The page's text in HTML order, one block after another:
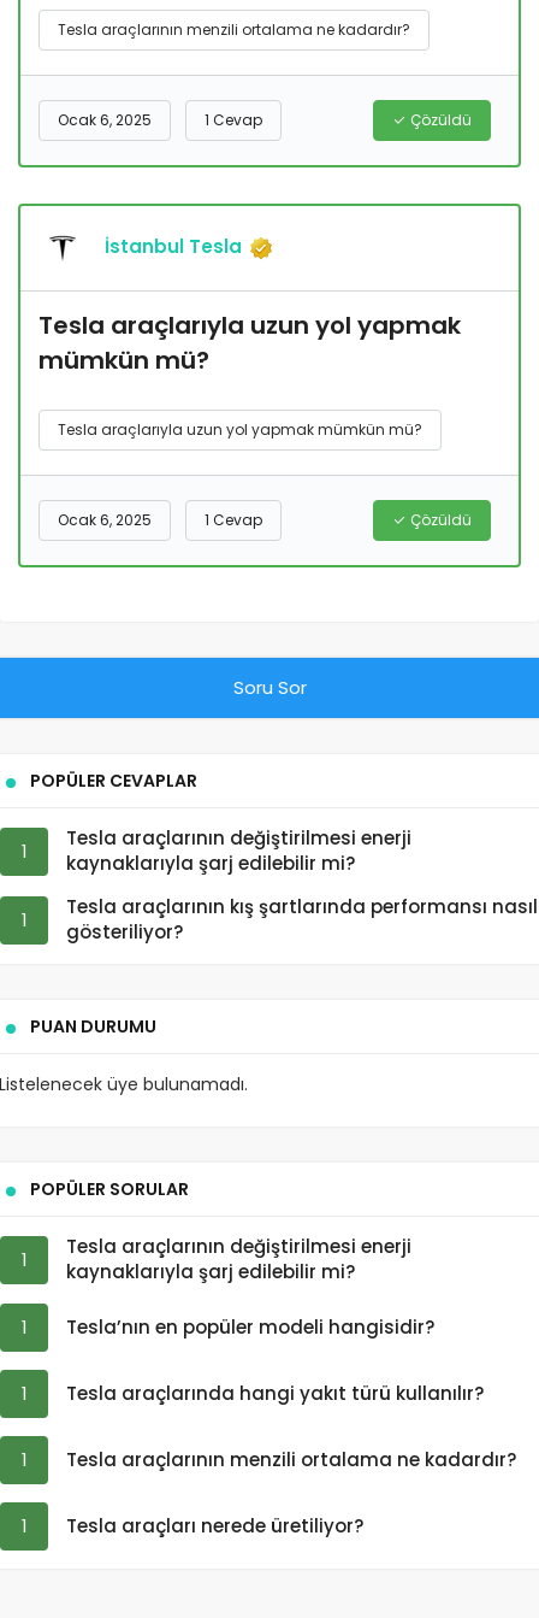
Tesla araçlarının menzili ortalama ne kadardır?
Ocak 6, 2025 1 Cevap Çözüldü
İstanbul Tesla
Tesla araçlarıyla uzun yol yapmak
mümkün mü?
Tesla araçlarıyla uzun yol yapmak mümkün mü?
Ocak 6, 2025 1 Cevap Çözüldü
Soru Sor
POPÜLER CEVAPLAR
1
Tesla araçlarının değiştirilmesi enerji
kaynaklarıyla şarj edilebilir mi?
1
Tesla araçlarının kış şartlarında performansı nasıl
gösteriliyor?
PUAN DURUMU
Listelenecek üye bulunamadı.
POPÜLER SORULAR
1
Tesla araçlarının değiştirilmesi enerji
kaynaklarıyla şarj edilebilir mi?
1 Tesla’nın en popüler modeli hangisidir?
1 Tesla araçlarında hangi yakıt türü kullanılır?
1 Tesla araçlarının menzili ortalama ne kadardır?
1 Tesla araçları nerede üretiliyor?